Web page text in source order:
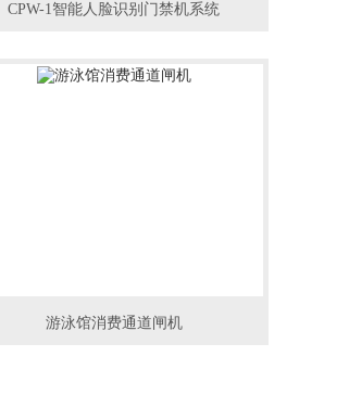
CPW-1智能人脸识别门禁机系统
游泳馆消费通道闸机